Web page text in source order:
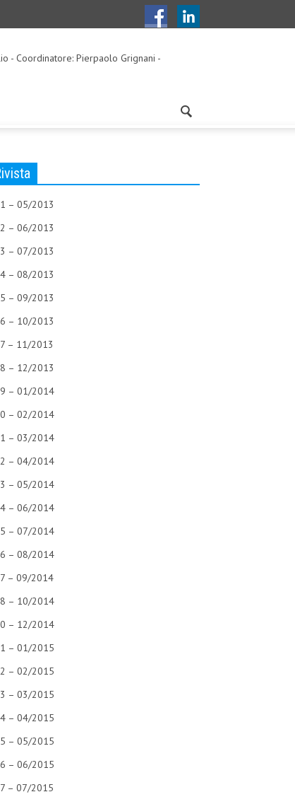
- Coordinatore: Pierpaolo Grignani -
– 05/2013
– 06/2013
– 07/2013
– 08/2013
– 09/2013
– 10/2013
– 11/2013
– 12/2013
– 01/2014
– 02/2014
– 03/2014
– 04/2014
– 05/2014
– 06/2014
– 07/2014
– 08/2014
– 09/2014
– 10/2014
– 12/2014
– 01/2015
– 02/2015
– 03/2015
– 04/2015
– 05/2015
– 06/2015
– 07/2015